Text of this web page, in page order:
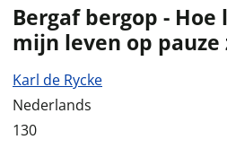
Bergaf bergop - Hoe
mijn leven op pauze
Karl de Rycke
Nederlands
130